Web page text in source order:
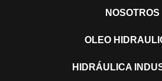
NOSOTROS
OLEO
HIDRÁULICA